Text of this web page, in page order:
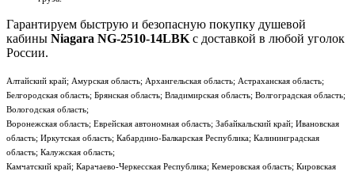
Гарантируем быструю и безопасную покупку душевой
кабины Niagara NG-2510-14LBK с доставкой в любой уголок
России.
Алтайский край; Амурская область; Архангельская область; Астраханская область;
Белгородская область; Брянская область; Владимирская область; Волгоградская область;
Вологодская область;
Воронежская область; Еврейская автономная область; Забайкальский край; Ивановская
область; Иркутская область; Кабардино-Балкарская Республика; Калининградская
область; Калужская область;
Камчатский край; Карачаево-Черкесская Республика; Кемеровская область; Кировская